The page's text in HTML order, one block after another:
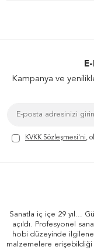
Kampanya ve
KVKK Sözleşmesi'ni,
Sanatla iç içe 29 yıl...
açıldı. Profesyonel
hobi düzeyinde
malzemelere erişebildiği